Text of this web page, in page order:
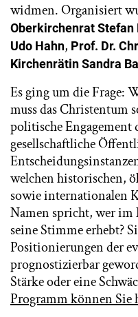
widmen. Organisiert
Oberkirchenrat Stefan
Udo Hahn, Prof. Dr.
Kirchenrätin Sandra
Es ging um die Frage:
muss das Christentum
politische Engagement
gesellschaftliche
welchen historischen,
sowie internationalen
Namen spricht, wer im
seine Stimme erhebt?
Positionierungen der
prognostizierbar
Stärke oder eine
Programm können Sie